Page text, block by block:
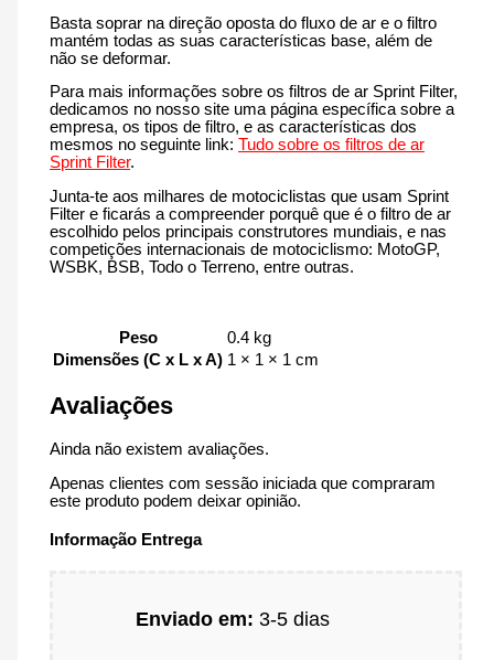
Basta soprar na direção oposta do fluxo de ar e o filtro
mantém todas as suas características base, além de
não se deformar.
Para mais informações sobre os filtros de ar Sprint Filter,
dedicamos no nosso site uma página específica sobre a
empresa, os tipos de filtro, e as características dos
mesmos no seguinte link:Tudo sobre os filtros de ar
Sprint Filter.
Junta-te aos milhares de motociclistas que usam Sprint
Filter e ficarás a compreender porquê que é o filtro de ar
escolhido pelos principais construtores mundiais, e nas
competições internacionais de motociclismo: MotoGP,
WSBK, BSB, Todo o Terreno, entre outras.
Peso
0.4 kg
Dimensões (C x L x A) 1 × 1 × 1 cm
Avaliações
Ainda não existem avaliações.
Apenas clientes com sessão iniciada que compraram
este produto podem deixar opinião.
Informação Entrega
Enviado em: 3-5 dias